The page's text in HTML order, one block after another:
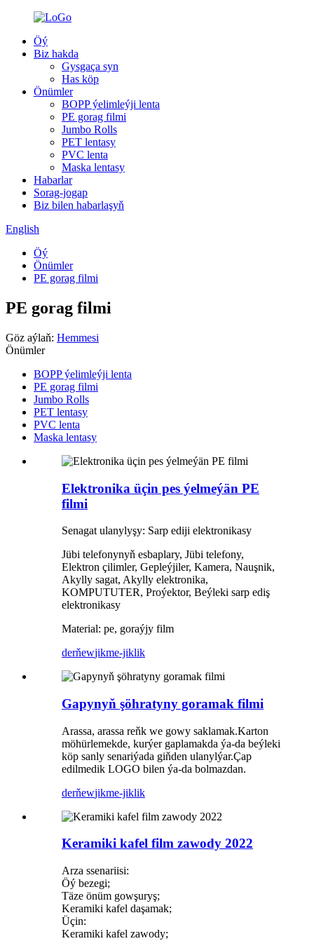
Öý
Biz hakda
Gysgaça syn
Has köp
Önümler
BOPP ýelimleýji lenta
PE gorag filmi
Jumbo Rolls
PET lentasy
PVC lenta
Maska lentasy
Habarlar
Sorag-jogap
Biz bilen habarlaşyň
English
Öý
Önümler
PE gorag filmi
PE gorag filmi
Göz aýlaň: Hemmesi
Önümler
BOPP ýelimleýji lenta
PE gorag filmi
Jumbo Rolls
PET lentasy
PVC lenta
Maska lentasy
Elektronika üçin pes ýelmeýän PE
filmi
Senagat ulanylyşy: Sarp ediji elektronikasy
Jübi telefonynyň esbaplary, Jübi telefony,
Elektron çilimler, Gepleýjiler, Kamera, Nauşnik,
Akylly sagat, Akylly elektronika,
KOMPUTUTER, Proýektor, Beýleki sarp ediş
elektronikasy
Material: pe, goraýjy film
derňewjikme-jiklik
Gapynyň şöhratyny goramak filmi
Arassa, arassa reňk we gowy saklamak.Karton
möhürlemekde, kurýer gaplamakda ýa-da beýleki
köp sanly senariýada giňden ulanylýar.Çap
edilmedik LOGO bilen ýa-da bolmazdan.
derňewjikme-jiklik
Keramiki kafel film zawody 2022
Arza ssenariisi:
Öý bezegi;
Täze önüm gowşuryş;
Keramiki kafel daşamak;
Üçin:
Keramiki kafel zawody;